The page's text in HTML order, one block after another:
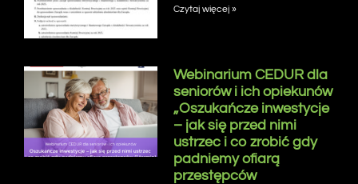
Czytaj więcej »
Webinarium CEDUR dla
seniorów i ich opiekunów
„Oszukańcze inwestycje
– jak się przed nimi
ustrzec i co zrobić gdy
padniemy ofiarą
przestępców